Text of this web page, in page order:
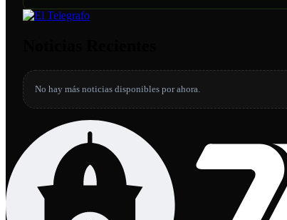
No hay más noticias disponibles por ahora.